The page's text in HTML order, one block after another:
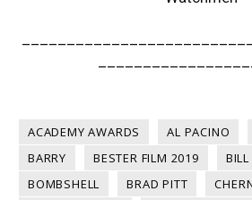
ACADEMY AWARDS AL PACINO
BARRY
BESTER FILM 2019
BILL
BOMBSHELL
BRAD PITT